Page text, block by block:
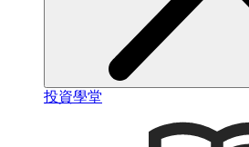
投資學堂